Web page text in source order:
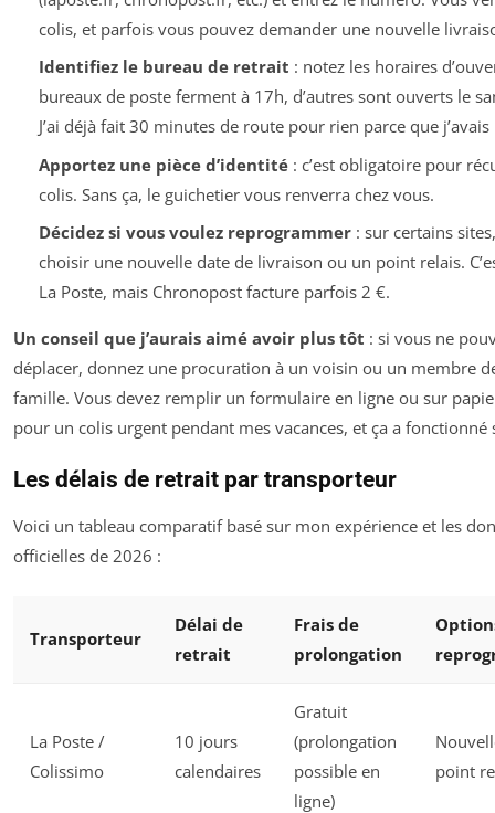
colis, et parfois vous pouvez demander une nouvelle
Identifiez le bureau de retrait : notez les horaires
bureaux de poste ferment à 17h, d’autres sont ouverts le
J’ai déjà fait 30 minutes de route pour rien parce que
Apportez une pièce d’identité: c’est obligatoire pour
colis. Sans ça, le guichetier vous renverra chez vous.
Décidez si vous voulez reprogrammer: sur certains
choisir une nouvelle date de livraison ou un point relais.
La Poste, mais Chronopost facture parfois 2 €.
Un conseil que j’aurais aimé avoir plus tôt : si vous ne
déplacer, donnez une procuration à un voisin ou un membre
famille. Vous devez remplir un formulaire en ligne ou sur
pour un colis urgent pendant mes vacances, et ça a fonctionné
Les délais de retrait par transporteur
Voici un tableau comparatif basé sur mon expérience et les
officielles de 2026 :
Transporteur
Délai de
retrait
Frais de
prolongation
La Poste /
Colissimo
10 jours
calendaires
Gratuit
(prolongation
possible en
ligne)
point